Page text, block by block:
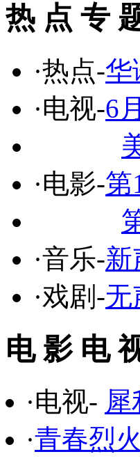
热 点 专
·热点-华
·电视-6
·电影-第
·音乐-新
·戏剧-无
电 影 电
·电视-
·青春烈火